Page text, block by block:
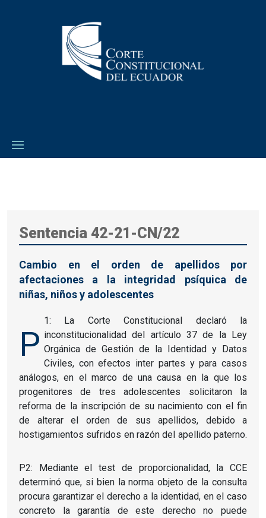
Sentencia 42-21-CN/22
Cambio en el orden de apellidos por
afectaciones a la integridad psíquica de
niñas, niños y adolescentes
P
1: La Corte Constitucional declaró la
inconstitucionalidad del artículo 37 de la Ley
Orgánica de Gestión de la Identidad y Datos
Civiles, con efectos inter partes y para casos
análogos, en el marco de una causa en la que los
progenitores de tres adolescentes solicitaron la
reforma de la inscripción de su nacimiento con el fin
de alterar el orden de sus apellidos, debido a
hostigamientos sufridos en razón del apellido paterno.
P2: Mediante el test de proporcionalidad, la CCE
determinó que, si bien la norma objeto de la consulta
procura garantizar el derecho a la identidad, en el caso
concreto la garantía de este derecho no puede